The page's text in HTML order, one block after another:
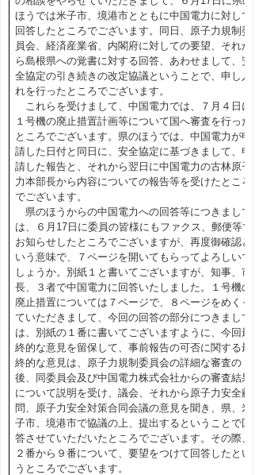
ほうでは米子市、境港市とともに中国電力に対して
回答したところでございます。同日、原子力規制委
員会、経済産業省、内閣府に対しての要望、それか
ら島根県への覚書に対する回答、あわせまして、安
全協定の引き続きの改定協議ということで、申し入
れを行ったところでございます。
これらを受けまして、中国電力では、７月４日に
１号機の廃止措置計画等について国へ審査を行った
ところでございます。県のほうでは、中国電力が申
請した日付と同日に、安全協定に基づきまして、申
請した報告と、それから翌日に中国電力の古林原子
力本部長から内容についての報告等を受けたところ
でございます。
県のほうからの中国電力への回答等につきまして
は、６月17日に委員の皆様にもファクス、郵便等で
お知らせしたところでございますが、再度御確認と
いう意味で、７ページを開いてもらってよろしいで
しょうか。別紙１と書いてございますが、知事、市
長、３者で中国電力に回答いたしました。１号機の
廃止措置については７ページで、８ページをめくっ
ていただきまして、今回の回答の部分につきまして
は、別紙の１番に書いてございますように、今回最
終的な意見を留保して、事前報告の可否に関する最
終的な意見は、原子力規制委員会の詳細な審査の
後、同委員会及び中国電力株式会社からの審査結果
について説明を受け、議会、それから原子力安全顧
問、原子力安全対策合同会議の意見を聞き、県、米
子市、境港市で協議の上、提出するということで回
答させていただいたところでございます。その際、
２番から９番について、要望をつけて回答したとい
うところでございます。